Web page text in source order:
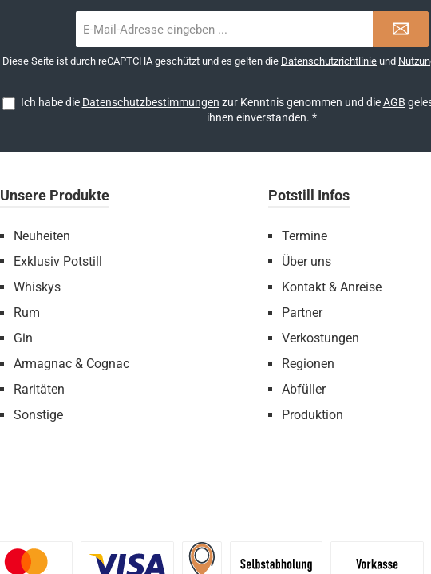
Mail-
Diese Seite ist durch reCAPTCHA geschützt und es gelten die Datenschutzrichtlinie und
Ich habe die Datenschutzbestimmungen zur Kenntnis genommen und dieAGB
ihnen einverstanden. *
Unsere Produkte
Neuheiten
Exklusiv Potstill
Whiskys
Rum
Gin
Armagnac & Cognac
Raritäten
Sonstige
Potstill Infos
Termine
Über uns
Kontakt & Anreise
Partner
Verkostungen
Regionen
Abfüller
Produktion